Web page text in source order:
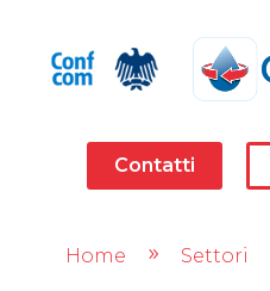
Contatti
Home 9 Settori